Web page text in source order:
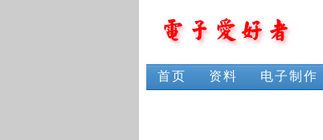
首页 资料 电子制作